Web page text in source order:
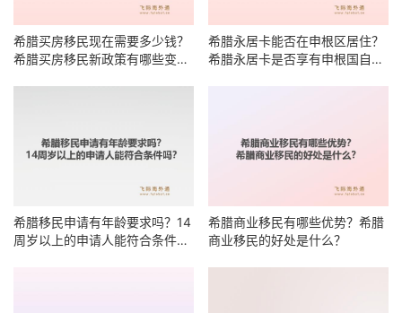
希腊买房移民现在需要多少钱？
希腊买房移民新政策有哪些变
希腊永居卡能否在申根区居住？
希腊永居卡是否享有申根国自由
希腊移民申请有年龄要求吗？14
周岁以上的申请人能符合条件
希腊商业移民有哪些优势？希腊
商业移民的好处是什么？